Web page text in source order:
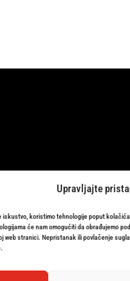
Upravljajte
iskustvo, koristimo tehnologije poput
će nam omogućiti da obrađujemo
web stranici. Nepristanak ili povlačenje